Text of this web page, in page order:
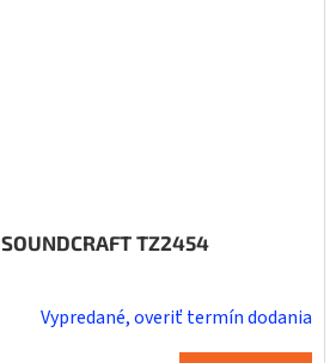
SOUNDCRAFT TZ2454
Vypredané, overiť termín dodania